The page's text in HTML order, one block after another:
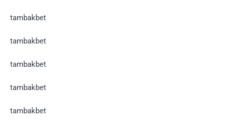
tambakbet
tambakbet
tambakbet
tambakbet
tambakbet